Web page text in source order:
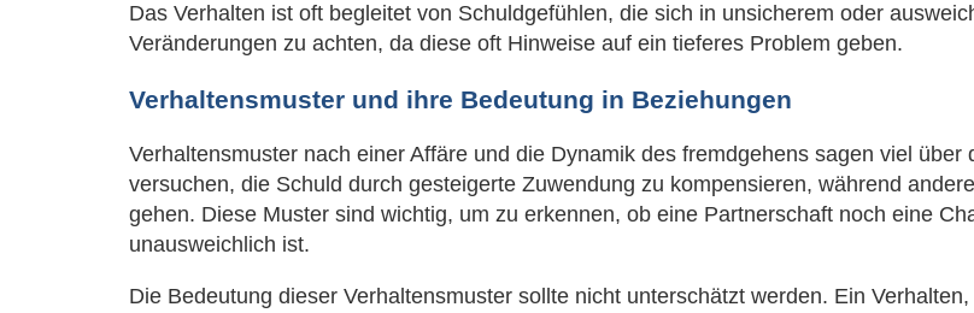
Das Verhalten ist oft begleitet von Schuldgefühlen, die sich in unsicherem oder
Veränderungen zu achten, da diese oft Hinweise auf ein tieferes Problem geben.
Verhaltensmuster und ihre Bedeutung in Beziehungen
Verhaltensmuster nach einer Affäre und die Dynamik des fremdgehens sagen viel
versuchen, die Schuld durch gesteigerte Zuwendung zu kompensieren, während
gehen. Diese Muster sind wichtig, um zu erkennen, ob eine Partnerschaft noch eine
unausweichlich ist.
Die Bedeutung dieser Verhaltensmuster sollte nicht unterschätzt werden. Ein